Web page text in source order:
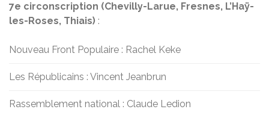
7e circonscription (Chevilly-Larue, Fresnes, L’Haÿ-
les-Roses, Thiais) :
Nouveau Front Populaire : Rachel Keke
Les Républicains : Vincent Jeanbrun
Rassemblement national : Claude Ledion